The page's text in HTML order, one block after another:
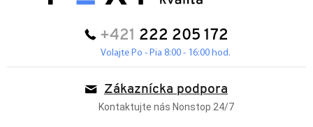
+421 222 205 172
Volajte Po - Pia 8:00 - 16:00 hod.
Zákaznícka podpora
Kontaktujte nás Nonstop 24/7